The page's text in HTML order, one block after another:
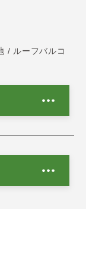
/ ルーフバルコ